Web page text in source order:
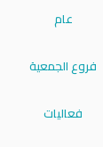
عام
فروع الجمعية
فعاليات